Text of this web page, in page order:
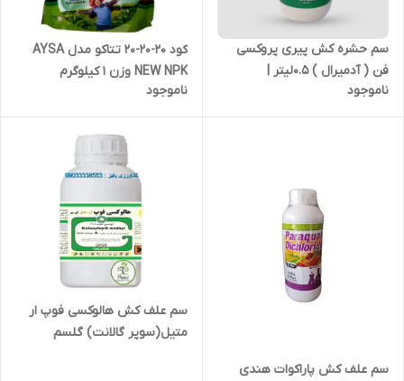
سم حشره کش پیری پروکسی
فن ( آدمیرال ) 0.5لیتر |
Pyriproxyfen
ناموجود
کود 20-20-20 تتاکو مدل AYSA
NEW NPK وزن 1 کیلوگرم
ناموجود
سم علف کش پاراکوات هندی
سم علف کش هالوکسی فوپ ار
متیل(سوپر گالانت) گلسم